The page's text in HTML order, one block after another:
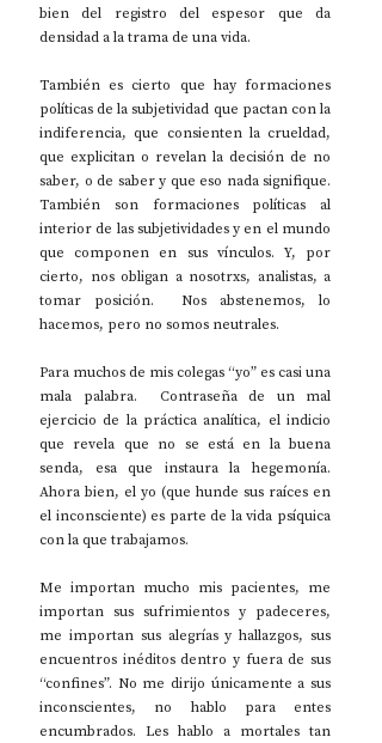
bien del registro del espesor que da
densidad a la trama de una vida.
También es cierto que hay formaciones
políticas de la subjetividad que pactan con la
indiferencia, que consienten la crueldad,
que explicitan o revelan la decisión de no
saber, o de saber y que eso nada signifique.
También son formaciones políticas al
interior de las subjetividades y en el mundo
que componen en sus vínculos. Y, por
cierto, nos obligan a nosotrxs, analistas, a
tomar posición.  Nos abstenemos, lo
hacemos, pero no somos neutrales.
Para muchos de mis colegas “yo” es casi una
mala palabra.  Contraseña de un mal
ejercicio de la práctica analítica, el indicio
que revela que no se está en la buena
senda, esa que instaura la hegemonía.
Ahora bien, el yo (que hunde sus raíces en
el inconsciente) es parte de la vida psíquica
con la que trabajamos.
Me importan mucho mis pacientes, me
importan sus sufrimientos y padeceres,
me importan sus alegrías y hallazgos, sus
encuentros inéditos dentro y fuera de sus
“confines”. No me dirijo únicamente a sus
inconscientes, no hablo para entes
encumbrados. Les hablo a mortales tan